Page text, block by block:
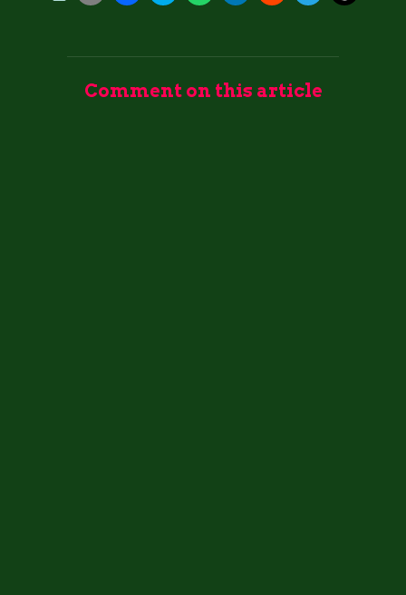
Comment on this article